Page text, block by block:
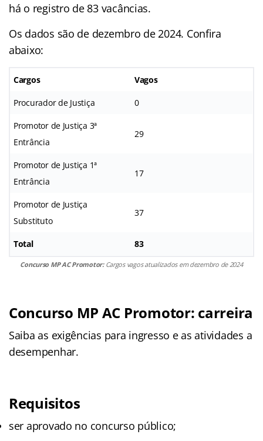
há o registro de 83 vacâncias.
Os dados são de dezembro de 2024. Confira
abaixo:
Cargos Vagos
Procurador de Justiça 0
Promotor de Justiça 3ª
Entrância
29
Promotor de Justiça 1ª
Entrância
17
Promotor de Justiça
Substituto
37
Total 83
Concurso MP AC Promotor: Cargos vagos atualizados em dezembro de 2024
Concurso MP AC Promotor: carreira
Saiba as exigências para ingresso e as atividades a
desempenhar.
Requisitos
ser aprovado no concurso público;